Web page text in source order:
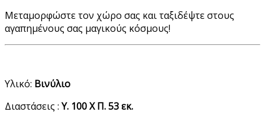
Μεταμορφώστε τον χώρο σας και ταξιδέψτε στους
αγαπημένους σας μαγικούς κόσμους!
Υλικό: Βινύλιο
Διαστάσεις : Υ. 100 Χ Π. 53 εκ.